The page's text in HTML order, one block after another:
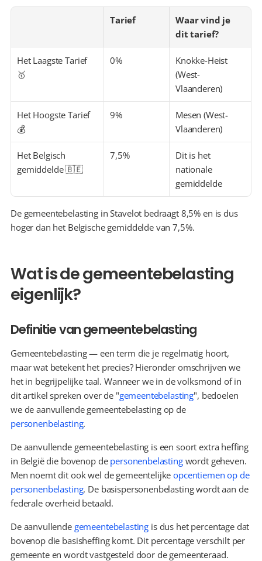
Tarief
Waar vind je
dit tarief?
Het Laagste Tarief
🥇
0%
Knokke-Heist
(West-
Vlaanderen)
Het Hoogste Tarief
💰
9%
Mesen (West-
Vlaanderen)
Het Belgisch
gemiddelde 🇧🇪
7,5%
Dit is het
nationale
gemiddelde
De gemeentebelasting in Stavelot bedraagt 8,5% en is dus
hoger dan het Belgische gemiddelde van 7,5%.
Wat is de gemeentebelasting
eigenlijk?
Definitie van gemeentebelasting
Gemeentebelasting — een term die je regelmatig hoort,
maar wat betekent het precies? Hieronder omschrijven we
het in begrijpelijke taal. Wanneer we in de volksmond of in
dit artikel spreken over de "gemeentebelasting", bedoelen
we de aanvullende gemeentebelasting op de
personenbelasting.
De aanvullende gemeentebelasting is een soort extra heffing
in België die bovenop de personenbelasting wordt geheven.
Men noemt dit ook wel de gemeentelijke opcentiemen op de
personenbelasting. De basispersonenbelasting wordt aan de
federale overheid betaald.
De aanvullende gemeentebelasting is dus het percentage dat
bovenop die basisheffing komt. Dit percentage verschilt per
gemeente en wordt vastgesteld door de gemeenteraad.